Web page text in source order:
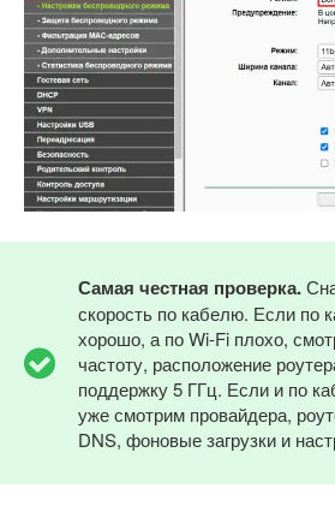
Самая честная проверка.
скорость по кабелю. Если по
хорошо, а по Wi-Fi плохо,
частоту, расположение
поддержку 5 ГГц. Если и по
уже смотрим провайдера,
DNS, фоновые загрузки и